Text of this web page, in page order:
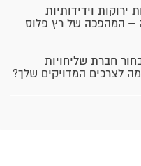
ירוקות וידידותיות
– המהפכה של רץ פלוס
חברת שליחויות
לצרכים המדויקים שלך?